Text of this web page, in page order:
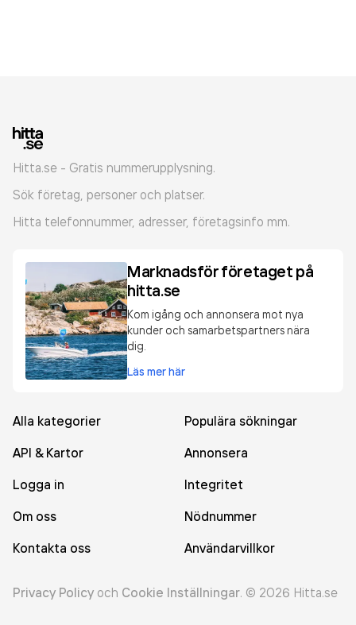
Hitta.se - Gratis nummerupplysning.
Sök företag, personer och platser.
Hitta telefonnummer, adresser, företagsinfo mm.
Marknadsför företaget på
hitta.se
Kom igång och annonsera mot nya
kunder och samarbetspartners nära
dig.
Läs mer här
Alla kategorier
Populära sökningar
API & Kartor
Annonsera
Logga in
Integritet
Om oss
Nödnummer
Kontakta oss
Användarvillkor
Privacy Policy och Cookie Inställningar. © 2026 Hitta.se